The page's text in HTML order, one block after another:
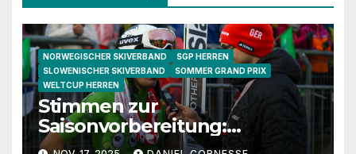
NORWEGISCHER SKIVERBAND
SGP HERREN
SLOWENISCHER SKIVERBAND
SOMMER GRAND PRIX
WELTCUP HERREN
Stimmen zur
Saisonvorbereitung:
Granerud, Sundal und